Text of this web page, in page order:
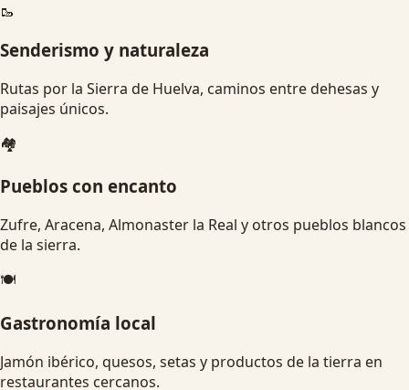
🥾
Senderismo y naturaleza
Rutas por la Sierra de Huelva, caminos entre dehesas y
paisajes únicos.
🏘️
Pueblos con encanto
Zufre, Aracena, Almonaster la Real y otros pueblos blancos
de la sierra.
🍽️
Gastronomía local
Jamón ibérico, quesos, setas y productos de la tierra en
restaurantes cercanos.